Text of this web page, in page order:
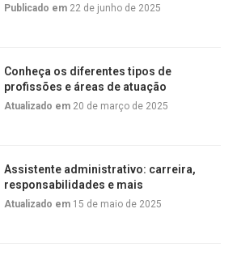
Publicado em 22 de junho de 2025
Conheça os diferentes tipos de
profissões e áreas de atuação
Atualizado em 20 de março de 2025
Assistente administrativo: carreira,
responsabilidades e mais
Atualizado em 15 de maio de 2025